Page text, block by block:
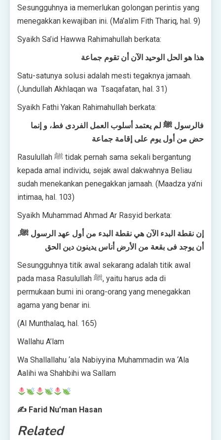
Sesungguhnya ia memerlukan golongan perintis yang
menegakkan kewajiban ini. (Ma’alim Fith Thariq, hal. 9)
Syaikh Sa’id Hawwa Rahimahullah berkata:
هذا هو الحل الوحيد الآن أن تقوم جماعة
Satu-satunya solusi adalah mesti tegaknya jamaah.
(Jundullah Akhlaqan wa Tsaqafatan, hal. 31)
Syaikh Fathi Yakan Rahimahullah berkata:
فالرسول ﷺ لم يعتمد أسلوب العمل الفردى فط، و إنما
حض من أول يوم على إقامة جماعة
Rasulullah ﷺ tidak pernah sama sekali bergantung
kepada amal individu, sejak awal dakwahnya Beliau
sudah menekankan penegakkan jamaah. (Maadza ya’ni
intimaa, hal. 103)
Syaikh Muhammad Ahmad Ar Rasyid berkata:
إن نقطة البدء الآن هي نقطة البدء من أول عهد الرسول ﷺ،
أن يوجد فى بقعة من الأرض أناس يدينون دين الحق
Sesungguhnya titik awal sekarang adalah titik awal
pada masa Rasulullah ﷺ, yaitu harus ada di
permukaan bumi ini orang-orang yang menegakkan
agama yang benar ini.
(Al Munthalaq, hal. 165)
Wallahu A’lam
Wa Shallallahu ‘ala Nabiyyina Muhammadin wa ‘Ala
Aalihi wa Shahbihi wa Sallam
✍ Farid Nu’man Hasan
Related